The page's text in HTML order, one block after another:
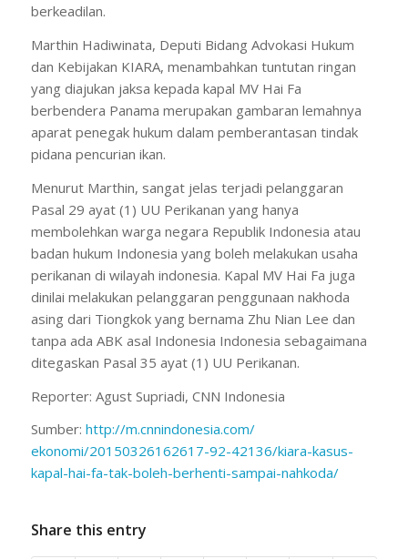
berkeadilan.
Marthin Hadiwinata, Deputi Bidang Advokasi Hukum
dan Kebijakan KIARA, menambahkan tuntutan ringan
yang diajukan jaksa kepada kapal MV Hai Fa
berbendera Panama merupakan gambaran lemahnya
aparat penegak hukum dalam pemberantasan tindak
pidana pencurian ikan.
Menurut Marthin, sangat jelas terjadi pelanggaran
Pasal 29 ayat (1) UU Perikanan yang hanya
membolehkan warga negara Republik Indonesia atau
badan hukum Indonesia yang boleh melakukan usaha
perikanan di wilayah indonesia. Kapal MV Hai Fa juga
dinilai melakukan pelanggaran penggunaan nakhoda
asing dari Tiongkok yang bernama Zhu Nian Lee dan
tanpa ada ABK asal Indonesia Indonesia sebagaimana
ditegaskan Pasal 35 ayat (1) UU Perikanan.
Reporter: Agust Supriadi, CNN Indonesia
Sumber: http://m.cnnindonesia.com/
ekonomi/20150326162617-92-42136/kiara-kasus-
kapal-hai-fa-tak-boleh-berhenti-sampai-nahkoda/
Share this entry